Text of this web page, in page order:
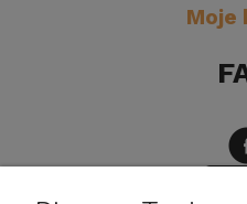
Moje